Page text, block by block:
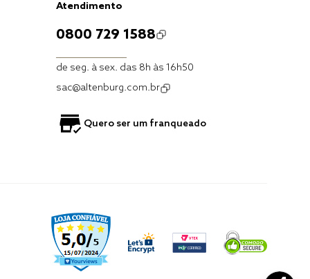
Atendimento
0800 729 1588
de seg. à sex. das 8h às 16h50
sac@altenburg.com.br
Quero ser um franqueado